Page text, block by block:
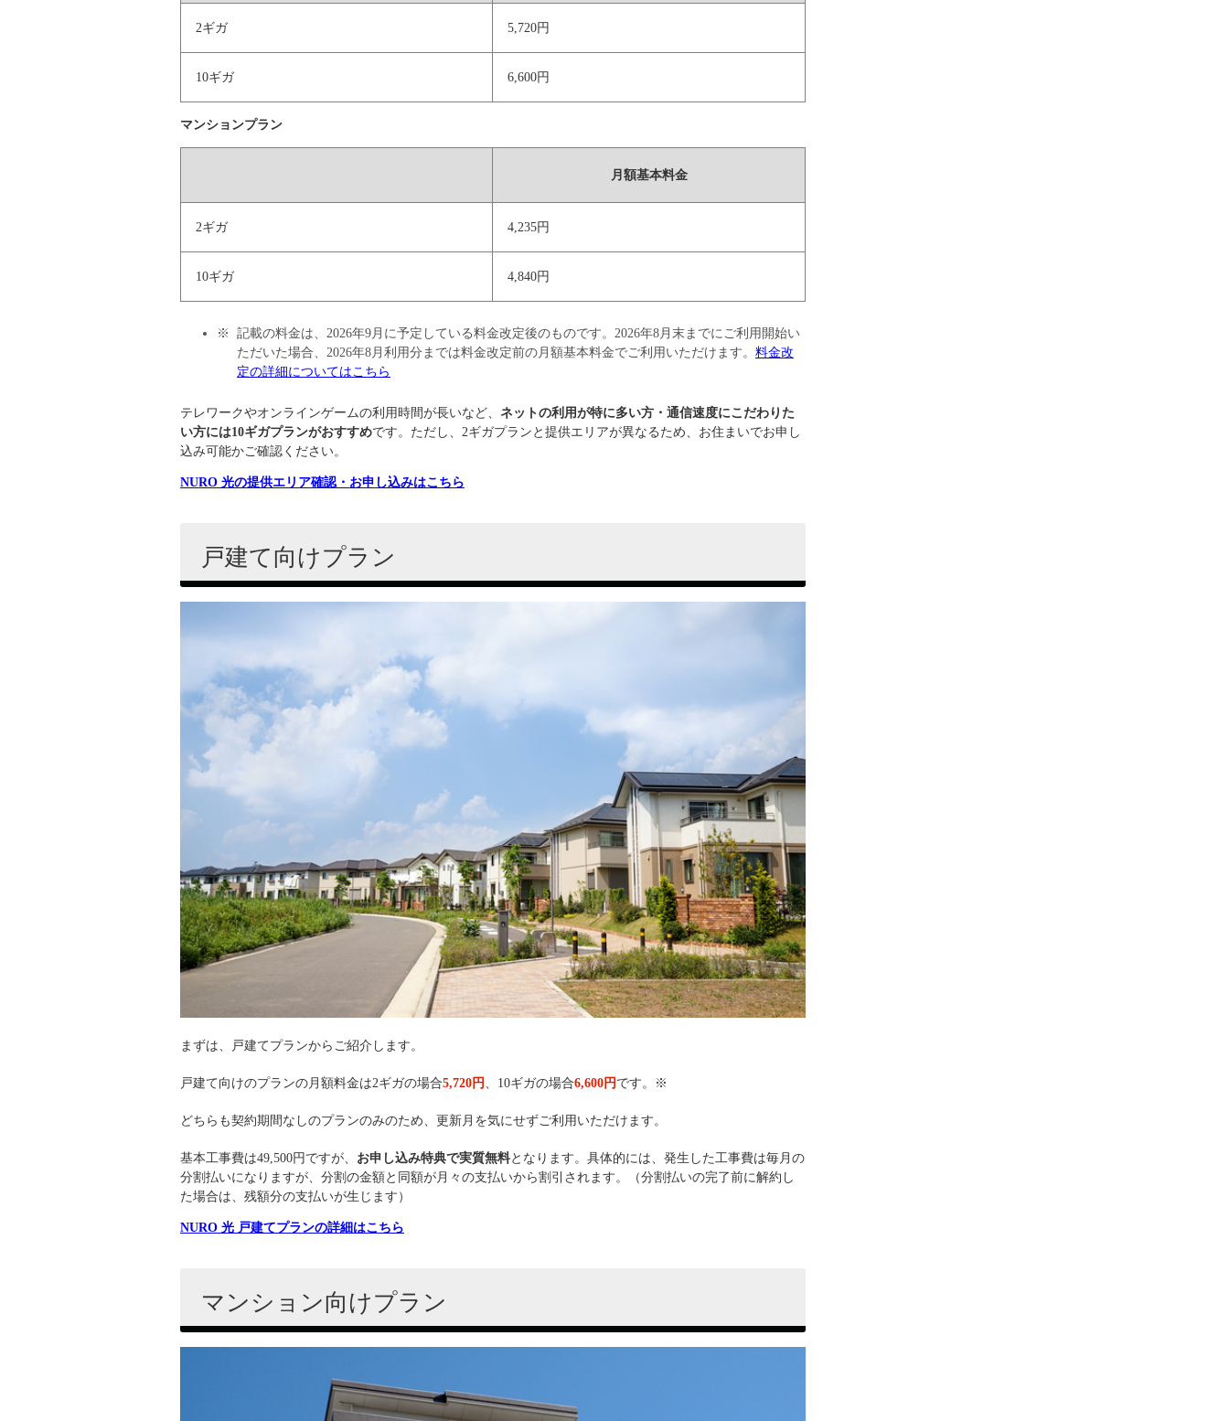
2ギガ 5,720円
10ギガ 6,600円
マンションプラン
月額基本料金
2ギガ 4,235円
10ギガ 4,840円
記載の料金は、2026年9月に予定している料金改定後のものです。2026年8月末までにご利用開始い
ただいた場合、2026年8月利用分までは料金改定前の月額基本料金でご利用いただけます。 料金改
定の詳細についてはこちら
テレワークやオンラインゲームの利用時間が長いなど、 ネットの利用が特に多い方・通信速度にこだわりた
い方には10ギガプランがおすすめです。ただし、2ギガプランと提供エリアが異なるため、お住まいでお申し
込み可能かご確認ください。
NURO 光の提供エリア確認・お申し込みはこちら
戸建て向けプラン
まずは、戸建てプランからご紹介します。
戸建て向けのプランの月額料金は2ギガの場合5,720円 、10ギガの場合6,600円 です。※
どちらも契約期間なしのプランのみのため、更新月を気にせずご利用いただけます。
基本工事費は49,500円ですが、 お申し込み特典で実質無料となります。具体的には、発生した工事費は毎月の
分割払いになりますが、分割の金額と同額が月々の支払いから割引されます。（分割払いの完了前に解約し
た場合は、残額分の支払いが生じます）
NURO 光 戸建てプランの詳細はこちら
マンション向けプラン